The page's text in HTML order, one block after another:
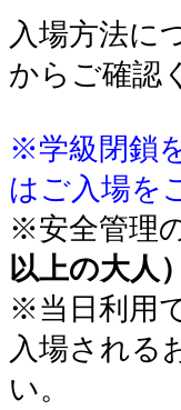
入場方法に
からご確認
※学級閉鎖
はご入場を
※安全管理
以上の大人
※当日利用
入場される
い。